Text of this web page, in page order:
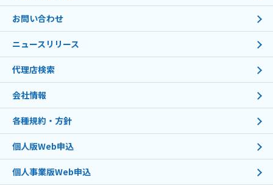
お問い合わせ
ニュースリリース
代理店検索
会社情報
各種規約・方針
個人版Web申込
個人事業版Web申込